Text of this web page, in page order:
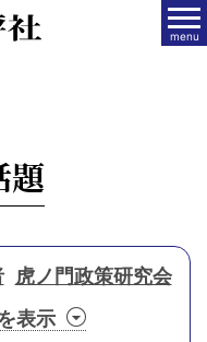
menu
題
虎ノ門政策研究会
ォ